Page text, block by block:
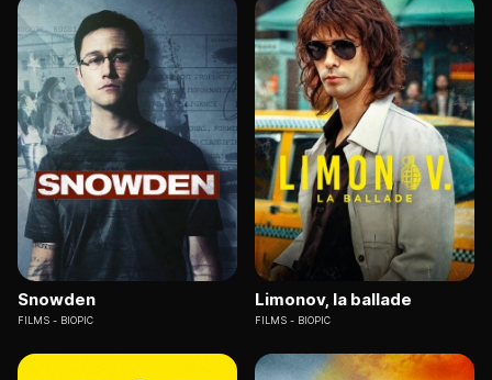
Snowden
FILMS BIOPIC
Limonov, la ballade
FILMS BIOPIC